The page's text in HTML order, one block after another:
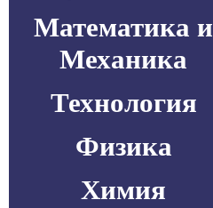
Математика и
Механика
Технология
Физика
Химия